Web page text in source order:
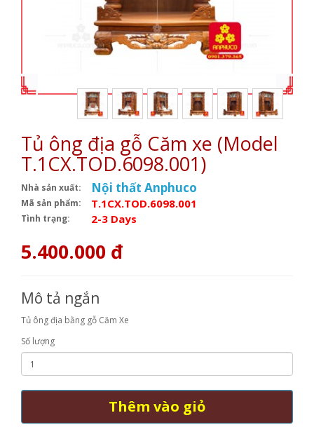
Tủ ông địa gỗ Căm xe (Model
T.1CX.TOD.6098.001)
Nhà sản xuất: Nội thất Anphuco
Mã sản phẩm: T.1CX.TOD.6098.001
Tình trạng: 2-3 Days
5.400.000 đ
Mô tả ngắn
Tủ ông địa bằng gỗ Căm Xe
Số lượng
Thêm vào giỏ